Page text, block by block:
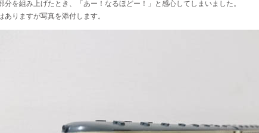
分を組み上げたとき、「あー！なるほどー！」と感心してしまいました。
ありますが写真を添付します。